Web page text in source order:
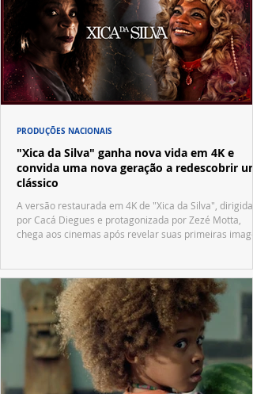
"Xica da Silva" ganha nova vida em 4K e
convida uma nova geração a redescobrir um
clássico
A versão restaurada em 4K de "Xica da Silva", dirigida
por Cacá Diegues e protagonizada por Zezé Motta,
chega aos cinemas após revelar suas primeiras
PRODUÇÕES NACIONAIS